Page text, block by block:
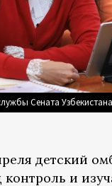
Сената Узбекистана
детский
контроль и